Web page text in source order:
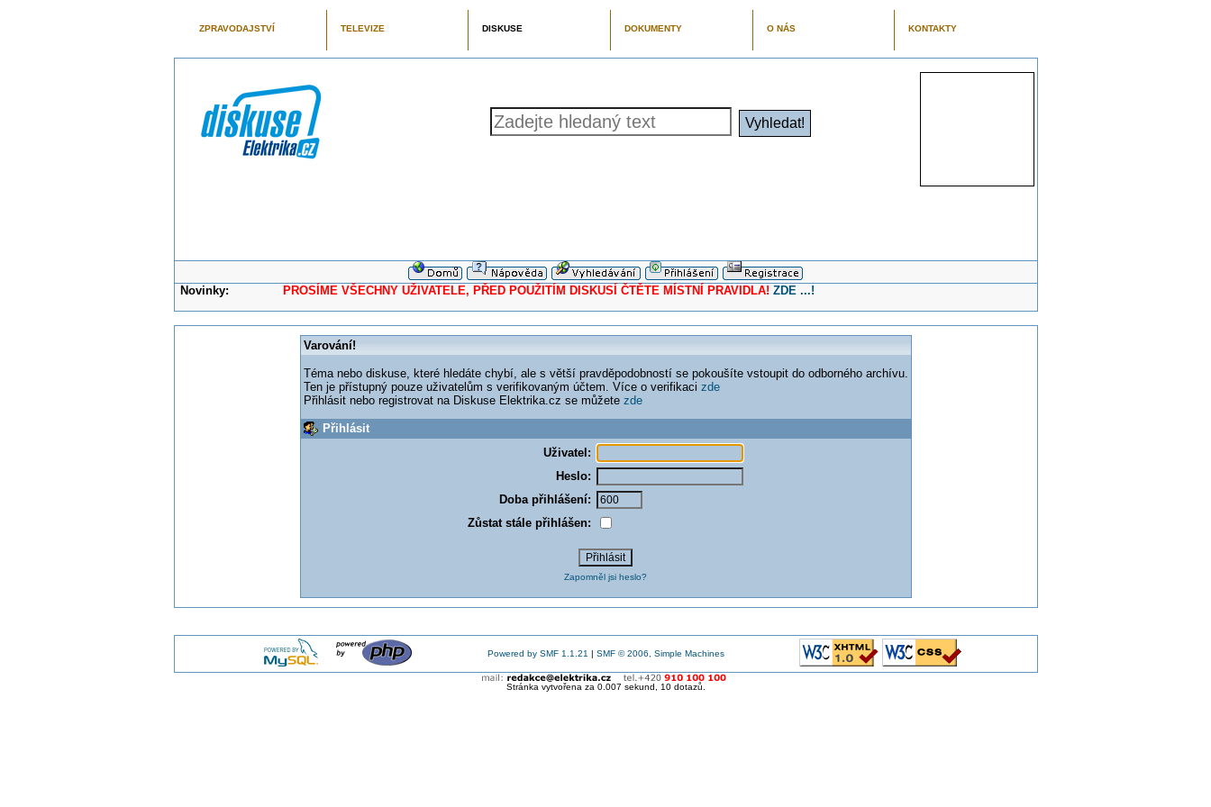
ZPRAVODAJSTVÍ TELEVIZE DISKUSE DOKUMENTY O NÁS KONTAKTY
Novinky: PROSÍME VŠECHNY UŽIVATELE, PŘED POUŽITÍM DISKUSÍ ČTĚTE MÍSTNÍ PRAVIDLA! ZDE ...!
Varování!
Téma nebo diskuse, které hledáte chybí, ale s větší pravděpodobností se pokoušíte vstoupit do odborného archívu.
Ten je přístupný pouze uživatelům s verifikovaným účtem. Více o verifikaci zde
Přihlásit nebo registrovat na Diskuse Elektrika.cz se můžete zde
Přihlásit
Uživatel:
Heslo:
Doba přihlášení:
Zůstat stále přihlášen:
Zapomněl jsi heslo?
Powered by SMF 1.1.21 | SMF © 2006, Simple Machines
Stránka vytvořena za 0.007 sekund, 10 dotazů.